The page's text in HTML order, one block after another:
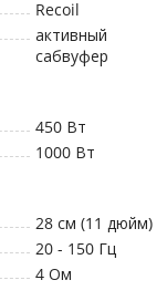
адаптировать
из авто.
доступ к
Class D •
light fiberglass
Plug and
Recoil
активный
сабвуфер
450 Вт
1000 Вт
28 см (11 дюйм)
20 - 150 Гц
4 Ом